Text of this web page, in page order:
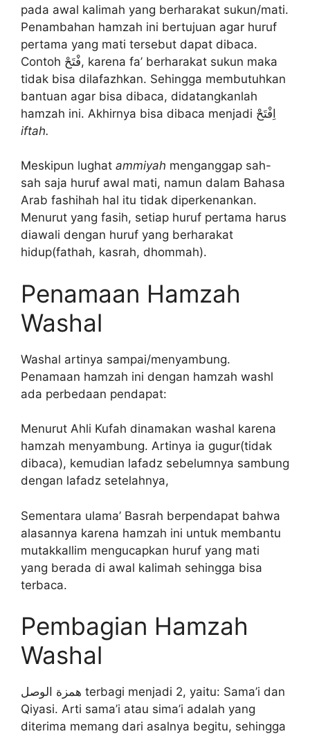
pada awal kalimah yang berharakat sukun/mati.
Penambahan hamzah ini bertujuan agar huruf
pertama yang mati tersebut dapat dibaca.
Contoh فْتَحْ, karena fa’ berharakat sukun maka
tidak bisa dilafazhkan. Sehingga membutuhkan
bantuan agar bisa dibaca, didatangkanlah
hamzah ini. Akhirnya bisa dibaca menjadi اِفْتَحْ
iftah.
Meskipun lughat ammiyah menganggap sah-
sah saja huruf awal mati, namun dalam Bahasa
Arab fashihah hal itu tidak diperkenankan.
Menurut yang fasih, setiap huruf pertama harus
diawali dengan huruf yang berharakat
hidup(fathah, kasrah, dhommah).
Penamaan Hamzah
Washal
Washal artinya sampai/menyambung.
Penamaan hamzah ini dengan hamzah washl
ada perbedaan pendapat:
Menurut Ahli Kufah dinamakan washal karena
hamzah menyambung. Artinya ia gugur(tidak
dibaca), kemudian lafadz sebelumnya sambung
dengan lafadz setelahnya,
Sementara ulama’ Basrah berpendapat bahwa
alasannya karena hamzah ini untuk membantu
mutakkallim mengucapkan huruf yang mati
yang berada di awal kalimah sehingga bisa
terbaca.
Pembagian Hamzah
Washal
همزة الوصل terbagi menjadi 2, yaitu: Sama’i dan
Qiyasi. Arti sama’i atau sima’i adalah yang
diterima memang dari asalnya begitu, sehingga